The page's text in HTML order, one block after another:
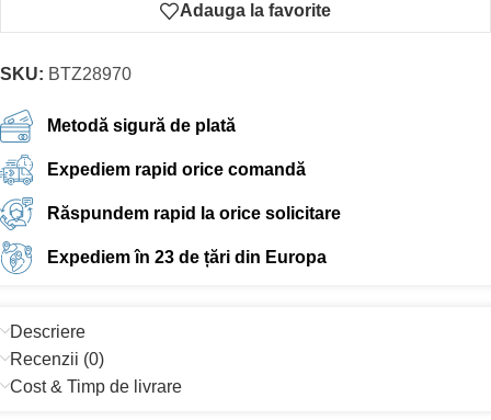
Adauga la favorite
SKU: BTZ28970
Metodă sigură de plată
Expediem rapid orice comandă
Răspundem rapid la orice solicitare
Expediem în 23 de țări din Europa
Descriere
Recenzii (0)
Cost & Timp de livrare